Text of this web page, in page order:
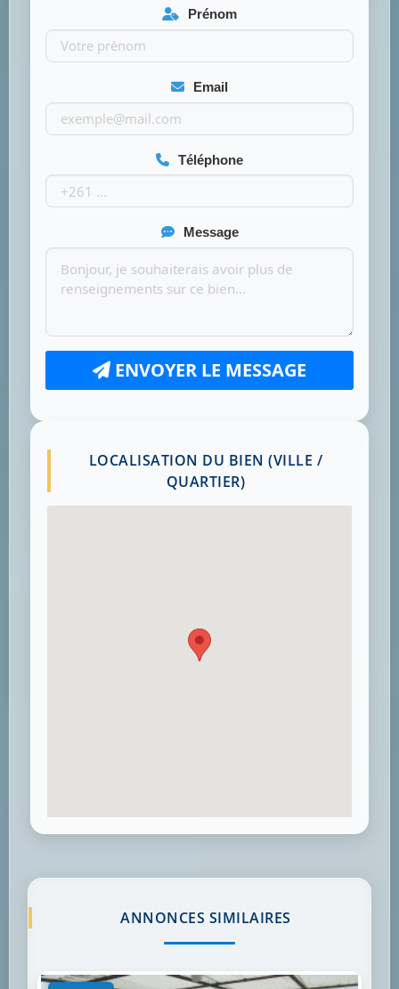
Prénom
Email
Téléphone
Message
ENVOYER LE MESSAGE
LOCALISATION DU BIEN (VILLE /
QUARTIER)
ANNONCES SIMILAIRES